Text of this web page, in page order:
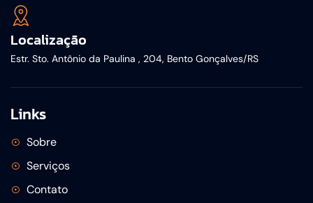
Localização
Estr. Sto. Antônio da Paulina , 204, Bento Gonçalves/RS
Links
Sobre
Serviços
Contato